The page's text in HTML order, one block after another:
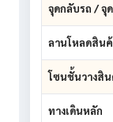
จุดกลับรถ / จุ
ลานโหลดสิน
โซนชั้นวางสิ
ทางเดินหลัก